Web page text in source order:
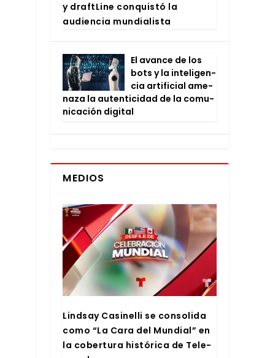
y draftLi­ne con­quis­tó la
audien­cia mun­dia­lis­ta
El avan­ce de los
bots y la inte­li­gen­
cia arti­fi­cial ame­
na­za la auten­ti­ci­dad de la comu­
ni­ca­ción digi­tal
MEDIOS
Lind­say Casi­ne­lli se con­so­li­da
como “La Cara del Mun­dial” en
la cober­tu­ra his­tó­ri­ca de Tele­